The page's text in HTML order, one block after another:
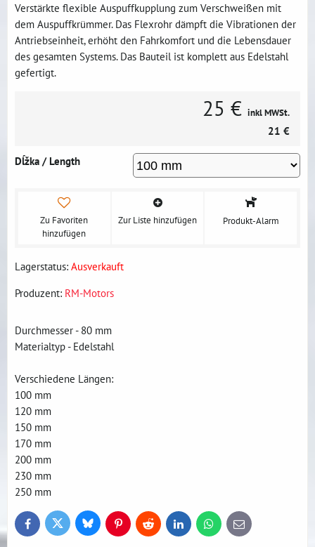
Verstärkte flexible Auspuffkupplung zum Verschweißen mit
dem Auspuffkrümmer. Das Flexrohr dämpft die Vibrationen der
Antriebseinheit, erhöht den Fahrkomfort und die Lebensdauer
des gesamten Systems. Das Bauteil ist komplett aus Edelstahl
gefertigt.
25 € inkl MWSt.
21 €
Dĺžka / Length
Zu Favoriten
hinzufügen
Zur Liste hinzufügen Produkt-Alarm
Lagerstatus: Ausverkauft
Produzent: RM-Motors
Durchmesser - 80 mm
Materialtyp - Edelstahl
Verschiedene Längen:
100 mm
120 mm
150 mm
170 mm
200 mm
230 mm
250 mm
FacebookTwitter BlueskyPinterestReddit LinkedInWhatsApp
E-
mail